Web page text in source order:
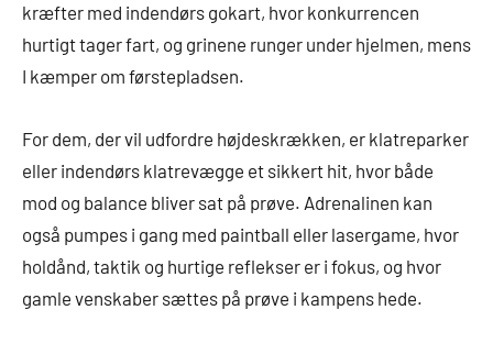
kræfter med indendørs gokart, hvor konkurrencen
hurtigt tager fart, og grinene runger under hjelmen, mens
I kæmper om førstepladsen.
For dem, der vil udfordre højdeskrækken, er klatreparker
eller indendørs klatrevægge et sikkert hit, hvor både
mod og balance bliver sat på prøve. Adrenalinen kan
også pumpes i gang med paintball eller lasergame, hvor
holdånd, taktik og hurtige reflekser er i fokus, og hvor
gamle venskaber sættes på prøve i kampens hede.